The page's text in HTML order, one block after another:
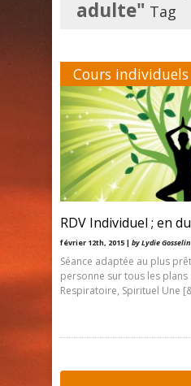
adulte" Tag
Cours individuels
RDV Individuel ; en
février 12th, 2015 | by Lydie Gosselin
Séance adaptée au plus
personne sur tous les plans
Respiratoire, Spirituel Une